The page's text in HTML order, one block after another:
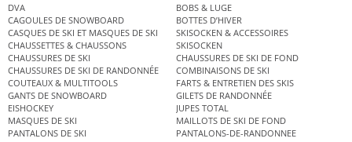
DVA
BOBS & LUGE
CAGOULES DE SNOWBOARD
BOTTES D’HIVER
CASQUES DE SKI ET MASQUES DE SKI
SKISOCKEN & ACCESSOIRES
CHAUSSETTES & CHAUSSONS
SKISOCKEN
CHAUSSURES DE SKI
CHAUSSURES DE SKI DE FOND
CHAUSSURES DE SKI DE RANDONNÉE
COMBINAISONS DE SKI
COUTEAUX & MULTITOOLS
FARTS & ENTRETIEN DES SKIS
GANTS DE SNOWBOARD
GILETS DE RANDONNÉE
EISHOCKEY
JUPES TOTAL
MASQUES DE SKI
MAILLOTS DE SKI DE FOND
PANTALONS DE SKI
PANTALONS-DE-RANDONNEE